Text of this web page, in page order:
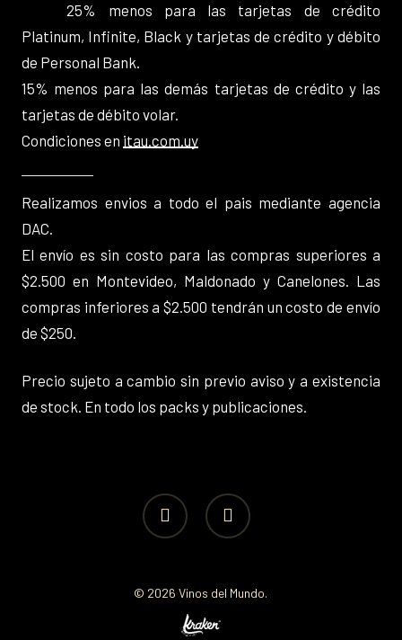
25% menos para las tarjetas de crédito
Platinum, Infinite, Black y tarjetas de crédito y débito
de Personal Bank.
15% menos para las demás tarjetas de crédito y las
tarjetas de débito volar.
Condiciones en itau.com.uy
Realizamos envios a todo el pais mediante agencia
DAC.
El envío es sin costo para las compras superiores a
$2.500 en Montevideo, Maldonado y Canelones. Las
compras inferiores a $2.500 tendrán un costo de envío
de $250.
Precio sujeto a cambio sin previo aviso y a existencia
de stock. En todo los packs y publicaciones.
facebook instagram
© 2026 Vinos del Mundo.